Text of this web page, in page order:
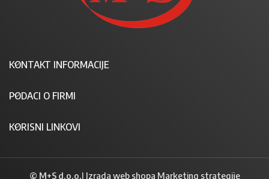
KONTAKT INFORMACIJE
PODACI O FIRMI
KORISNI LINKOVI
© M+S d.o.o.| Izrada web shopa Marketing strategije